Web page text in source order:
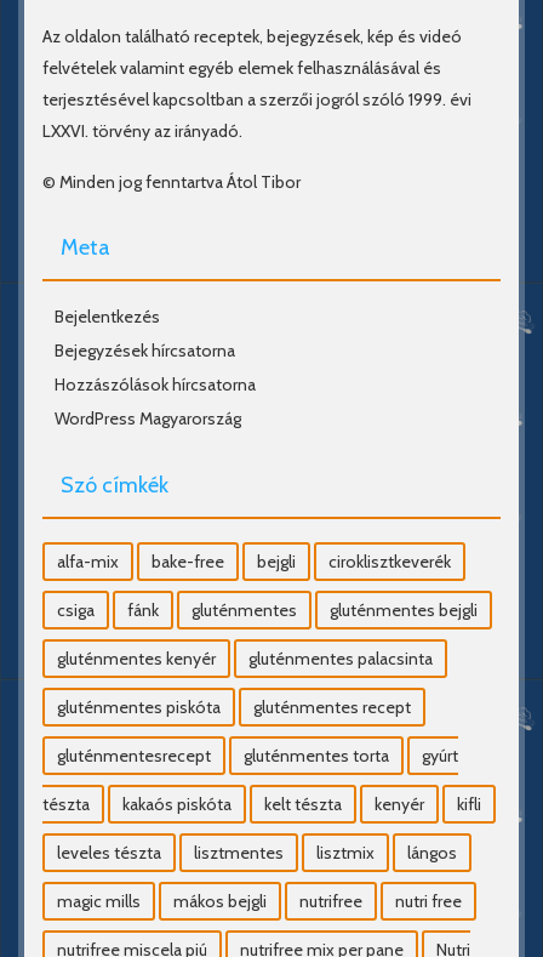
Az oldalon található receptek, bejegyzések, kép és videó
felvételek valamint egyéb elemek felhasználásával és
terjesztésével kapcsoltban a szerzői jogról szóló 1999. évi
LXXVI. törvény az irányadó.
© Minden jog fenntartva Átol Tibor
Meta
Bejelentkezés
Bejegyzések hírcsatorna
Hozzászólások hírcsatorna
WordPress Magyarország
Szó címkék
alfa-mix bake-free bejgli ciroklisztkeverék
csiga fánk gluténmentes gluténmentes bejgli
gluténmentes kenyér gluténmentes palacsinta
gluténmentes piskóta gluténmentes recept
gluténmentesrecept gluténmentes torta gyúrt
tészta kakaós piskóta kelt tészta kenyér kifli
leveles tészta lisztmentes lisztmix lángos
magic mills mákos bejgli nutrifree nutri free
nutrifree miscela piú nutrifree mix per pane Nutri